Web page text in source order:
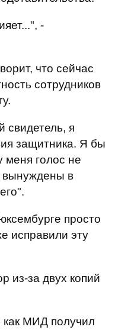
-
что сейчас
сотрудников
свидетель, я
защитника. Я бы
меня голос не
вынуждены в
просто
исправили эту
из-за двух копий
МИД получил